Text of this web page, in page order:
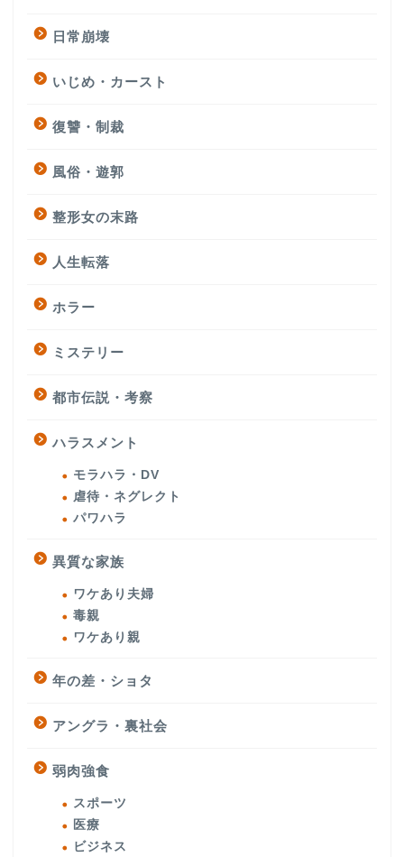
日常崩壊
いじめ・カースト
復讐・制裁
風俗・遊郭
整形女の末路
人生転落
ホラー
ミステリー
都市伝説・考察
ハラスメント
モラハラ・DV
虐待・ネグレクト
パワハラ
異質な家族
ワケあり夫婦
毒親
ワケあり親
年の差・ショタ
アングラ・裏社会
弱肉強食
スポーツ
医療
ビジネス